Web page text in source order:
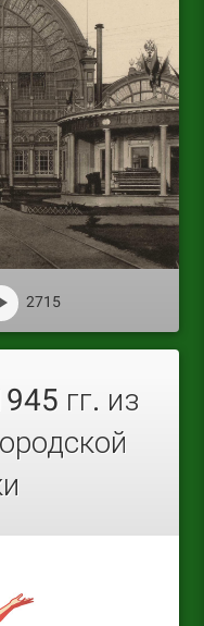
2715
гг. из